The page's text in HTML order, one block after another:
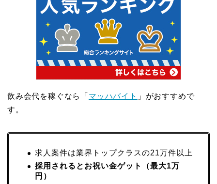
飲み会代を稼ぐなら「 マッハバイト 」がおすすめで
す。
求人案件は業界トップクラスの21万件以上
採用されるとお祝い金ゲット（最大1万
円）